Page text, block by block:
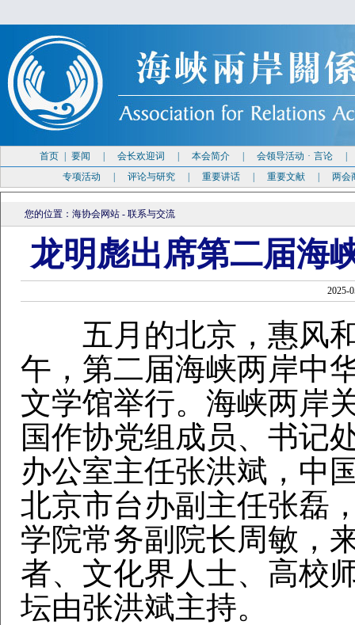
首页 要闻 会长欢迎词 本会简介 会领导活动 · 言论
专项活动
评论与研究 重要讲话 重要文献 两会
您的位置： 海协会网站 - 联系与交流
龙明彪出席第二届海
2025-
五月的北京，惠风和
午，第二届海峡两岸中
文学馆举行。海峡两岸
国作协党组成员、书记
办公室主任张洪斌，中
北京市台办副主任张磊
学院常务副院长周敏，
者、文化界人士、高校
坛由张洪斌主持。